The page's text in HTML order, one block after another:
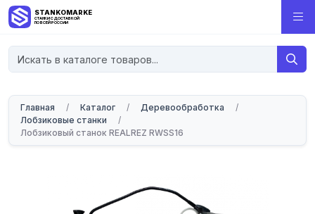
STANKOMARKET
СТАНКИ С ДОСТАВКОЙ
ПО ВСЕЙ РОССИИ
Главная / Каталог / Деревообработка
/
Лобзиковые станки
/
Лобзиковый станок REALREZ RWSS16